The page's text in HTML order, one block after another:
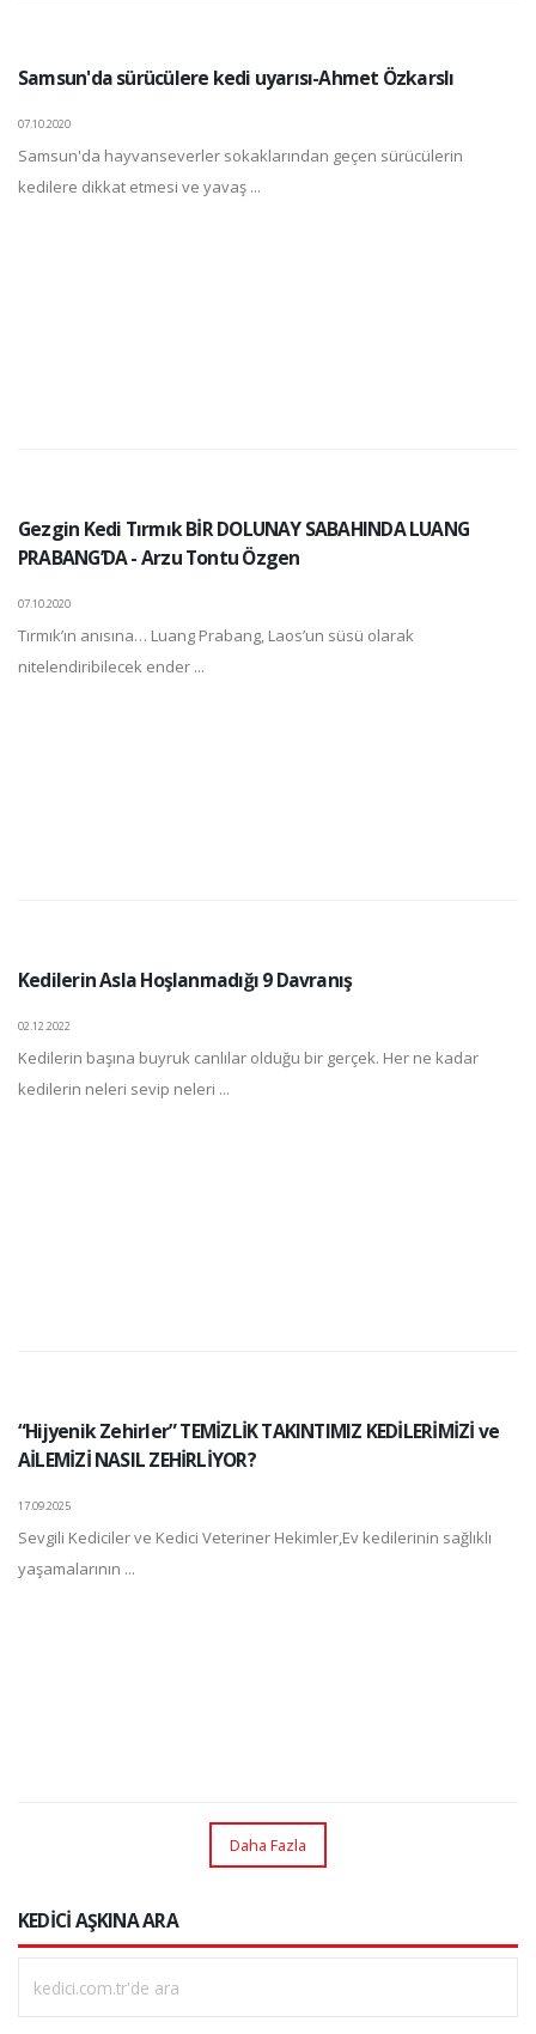
Samsun'da sürücülere kedi uyarısı-Ahmet Özkarslı
07.10.2020
Samsun'da hayvanseverler sokaklarından geçen sürücülerin
kedilere dikkat etmesi ve yavaş ...
Gezgin Kedi Tırmık BİR DOLUNAY SABAHINDA LUANG
PRABANG’DA - Arzu Tontu Özgen
07.10.2020
Tırmık’ın anısına… Luang Prabang, Laos’un süsü olarak
nitelendiribilecek ender ...
Kedilerin Asla Hoşlanmadığı 9 Davranış
02.12.2022
Kedilerin başına buyruk canlılar olduğu bir gerçek. Her ne kadar
kedilerin neleri sevip neleri ...
“Hijyenik Zehirler” TEMİZLİK TAKINTIMIZ KEDİLERİMİZİ ve
AİLEMİZİ NASIL ZEHİRLİYOR?
17.09.2025
Sevgili Kediciler ve Kedici Veteriner Hekimler,Ev kedilerinin sağlıklı
yaşamalarının ...
Daha Fazla
KEDİCİ AŞKINA ARA